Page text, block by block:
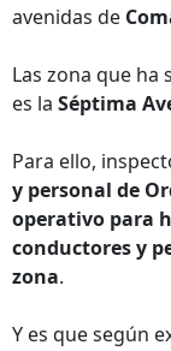
avenidas de
Las zona que
es la Séptima
Para ello,
y personal de
operativo para
conductores y
zona.
Y es que según